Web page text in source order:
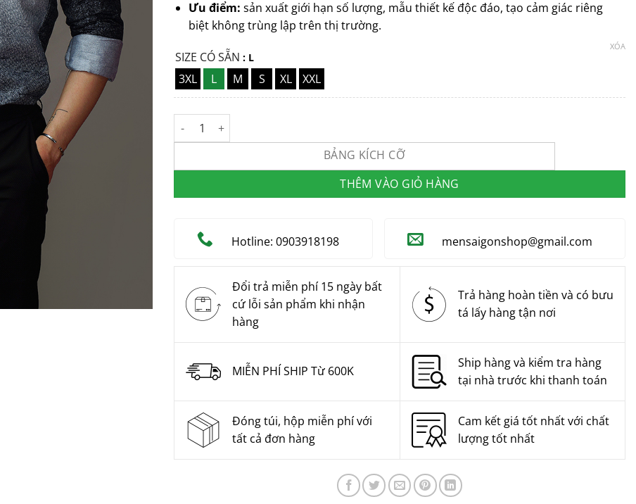
Ưu điểm: sản xuất giới hạn số lượng, mẫu thiết kế độc đáo, tạo cảm giác riêng
biệt không trùng lập trên thị trường.
SIZE CÓ SẴN : L
3XL L M S XL XXL
XÓA
Áo Sơ Mi Nam Thiết Kế MEN SAIGON Code: N7272 số lượng
BẢNG KÍCH CỠ
THÊM VÀO GIỎ HÀNG
Hotline: 0903918198 mensaigonshop@gmail.com
Đổi trả miễn phí 15 ngày bất
cứ lỗi sản phẩm khi nhận
hàng
Trả hàng hoàn tiền và có bưu
tá lấy hàng tận nơi
MIỄN PHÍ SHIP Từ 600K
Ship hàng và kiểm tra hàng
tại nhà trước khi thanh toán
Đóng túi, hộp miễn phí với
tất cả đơn hàng
Cam kết giá tốt nhất với chất
lượng tốt nhất